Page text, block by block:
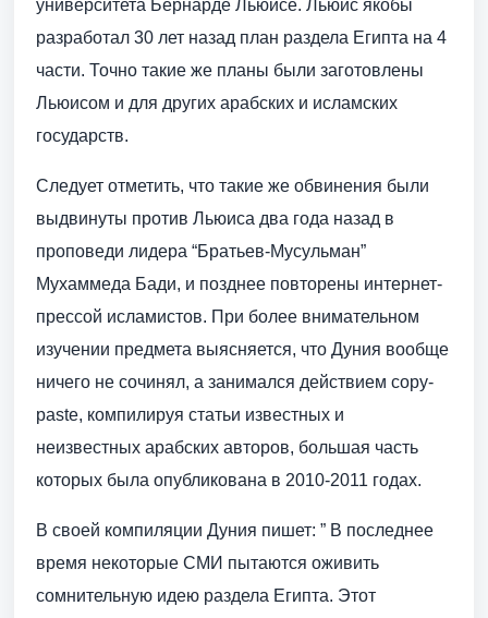
университета Бернарде Льюисе. Льюис якобы
разработал 30 лет назад план раздела Египта на 4
части. Точно такие же планы были заготовлены
Льюисом и для других арабских и исламских
государств.
Следует отметить, что такие же обвинения были
выдвинуты против Льюиса два года назад в
проповеди лидера “Братьев-Мусульман”
Мухаммеда Бади, и позднее повторены интернет-
прессой исламистов. При более внимательном
изучении предмета выясняется, что Дуния вообще
ничего не сочинял, а занимался действием copy-
paste, компилируя статьи известных и
неизвестных арабских авторов, большая часть
которых была опубликована в 2010-2011 годах.
В своей компиляции Дуния пишет: ” В последнее
время некоторые СМИ пытаются оживить
сомнительную идею раздела Египта. Этот